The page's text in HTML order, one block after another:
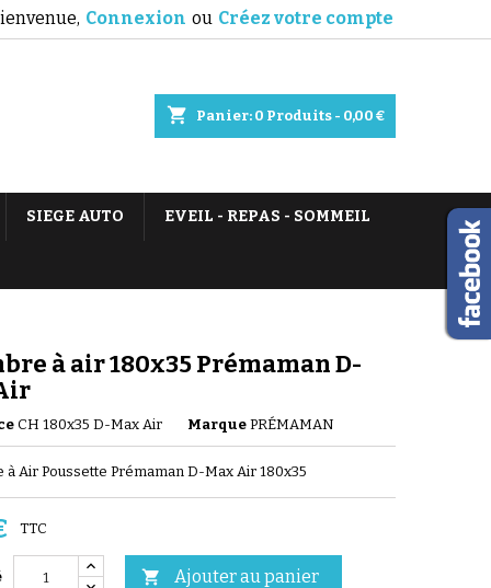
Connexion ou Créez votre compte
shopping_cart Panier: 0 Produits - 0,00 €
SIEGE AUTO EVEIL - REPAS - SOMMEIL
à air 180x35 Prémaman D-
CH 180x35 D-Max Air Marque PRÉMAMAN
à Air Poussette Prémaman D-Max Air 180x35
TTC
 Ajouter au panier